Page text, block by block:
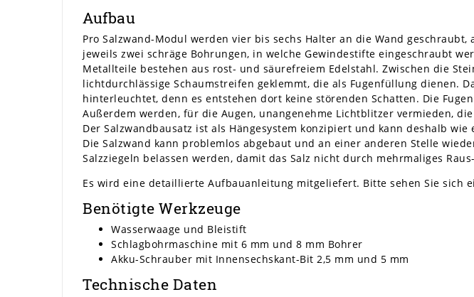
Aufbau
Pro Salzwand-Modul werden vier bis sechs Halter an die Wand
jeweils zwei schräge Bohrungen, in welche Gewindestifte eingeschraubt
Metallteile bestehen aus rost- und säurefreiem Edelstahl. Zwischen die
lichtdurchlässige Schaumstreifen geklemmt, die als Fugenfüllung dienen.
hinterleuchtet, denn es entstehen dort keine störenden Schatten. Die
Außerdem werden, für die Augen, unangenehme Lichtblitzer vermieden,
Der Salzwandbausatz ist als Hängesystem konzipiert und kann deshalb
Die Salzwand kann problemlos abgebaut und an einer anderen Stelle
Salzziegeln belassen werden, damit das Salz nicht durch mehrmaliges
Es wird eine detaillierte Aufbauanleitung mitgeliefert. Bitte sehen Sie sich
Benötigte Werkzeuge
Wasserwaage und Bleistift
Schlagbohrmaschine mit 6 mm und 8 mm Bohrer
Akku-Schrauber mit Innensechskant-Bit 2,5 mm und 5 mm
Technische Daten